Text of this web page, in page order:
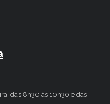
das 8h30 às 10h30 e das